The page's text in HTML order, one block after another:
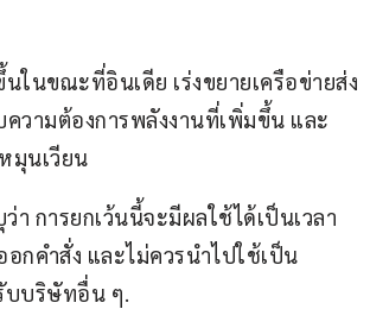
นในขณะที่อินเดีย เร่งขยายเครือข่ายส่ง
วามต้องการพลังงานที่เพิ่มขึ้น และ
มุนเวียน
า การยกเว้นนี้จะมีผลใช้ได้เป็นเวลา
กคำสั่ง และไม่ควรนำไปใช้เป็น
บบริษัทอื่น ๆ.